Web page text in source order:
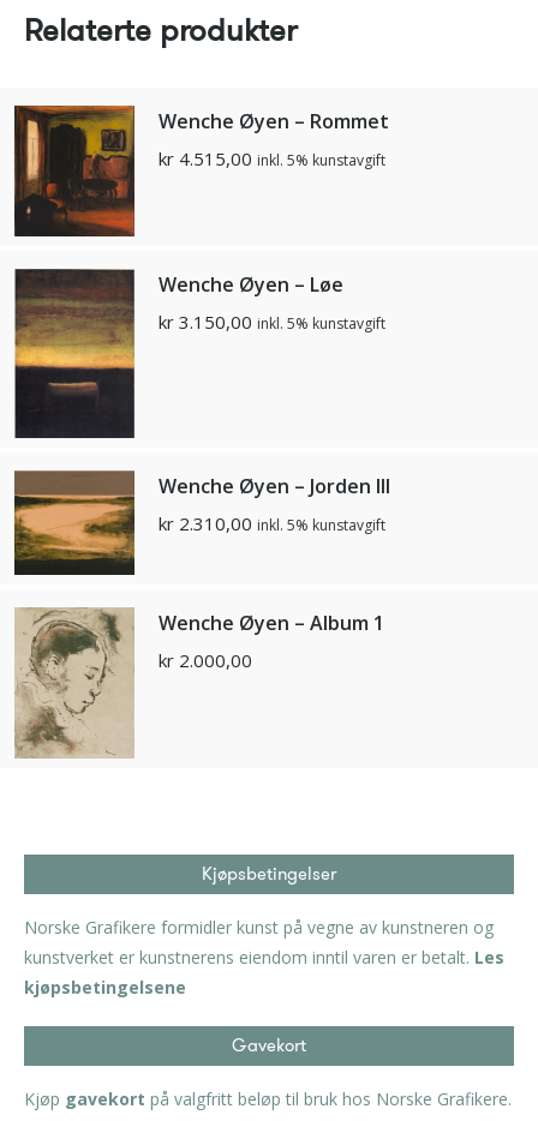
Relaterte produkter
Wenche Øyen – Rommet
kr 4.515,00 inkl. 5% kunstavgift
Wenche Øyen – Løe
kr 3.150,00 inkl. 5% kunstavgift
Wenche Øyen – Jorden III
kr 2.310,00 inkl. 5% kunstavgift
Wenche Øyen – Album 1
kr 2.000,00
Kjøpsbetingelser
Norske Grafikere formidler kunst på vegne av kunstneren og
kunstverket er kunstnerens eiendom inntil varen er betalt. Les
kjøpsbetingelsene
Gavekort
Kjøp gavekort på valgfritt beløp til bruk hos Norske Grafikere.